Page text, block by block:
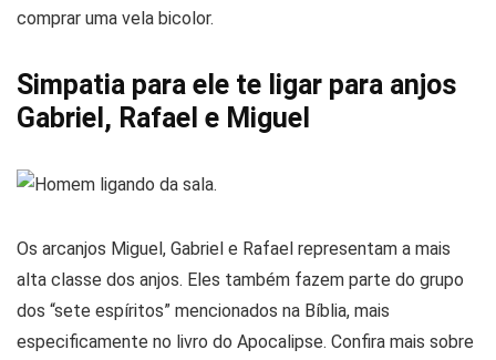
comprar uma vela bicolor.
Simpatia para ele te ligar para anjos
Gabriel, Rafael e Miguel
Os arcanjos Miguel, Gabriel e Rafael representam a mais
alta classe dos anjos. Eles também fazem parte do grupo
dos “sete espíritos” mencionados na Bíblia, mais
especificamente no livro do Apocalipse. Confira mais sobre